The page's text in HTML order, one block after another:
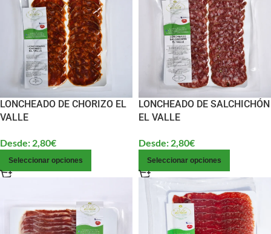
LONCHEADO DE CHORIZO EL
VALLE
Desde: 2,80€
Seleccionar opciones
LONCHEADO DE SALCHICHÓN
EL VALLE
Desde: 2,80€
Seleccionar opciones